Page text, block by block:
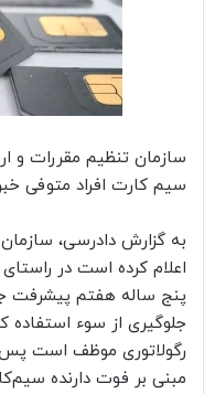
سازمان تنظیم مقررات و
سیم کارت افراد متوفی
به گزارش دادرسی،
پنج ساله هفتم پیشرفت
جلوگیری از سوء استفاده
رگولاتوری موظف است پس
مبنی بر فوت دارنده